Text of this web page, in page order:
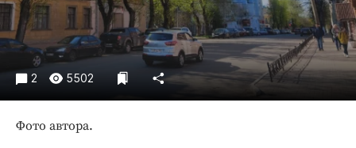
Погода
Праздники
Происшествия
Спорт
2 5502
Фото автора.